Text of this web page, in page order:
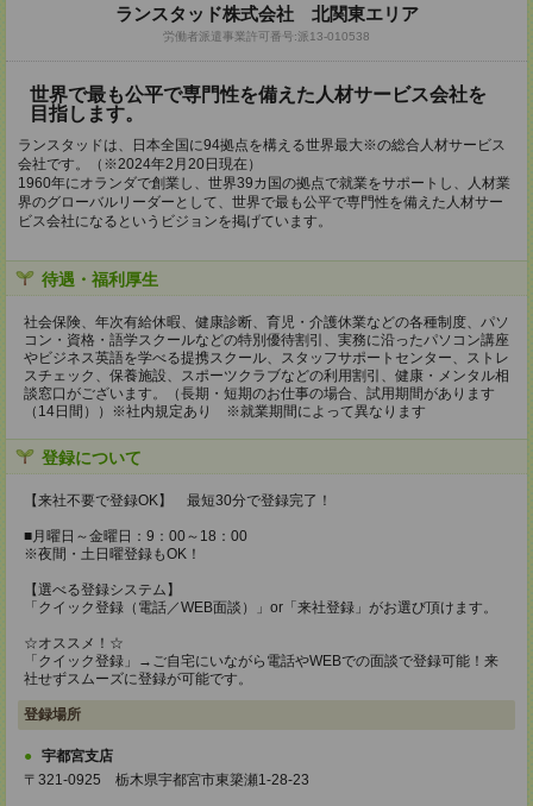
ランスタッド株式会社 北関東エリア
労働者派遣事業許可番号:派13-010538
世界で最も公平で専門性を備えた人材サービス会社を
目指します。
ランスタッドは、日本全国に94拠点を構える世界最大※の総合人材サービス
会社です。（※2024年2月20日現在）
1960年にオランダで創業し、世界39カ国の拠点で就業をサポートし、人材業
界のグローバルリーダーとして、世界で最も公平で専門性を備えた人材サー
ビス会社になるというビジョンを掲げています。
待遇・福利厚生
社会保険、年次有給休暇、健康診断、育児・介護休業などの各種制度、パソ
コン・資格・語学スクールなどの特別優待割引、実務に沿ったパソコン講座
やビジネス英語を学べる提携スクール、スタッフサポートセンター、ストレ
スチェック、保養施設、スポーツクラブなどの利用割引、健康・メンタル相
談窓口がございます。（長期・短期のお仕事の場合、試用期間があります
（14日間））※社内規定あり ※就業期間によって異なります
登録について
【来社不要で登録OK】 最短30分で登録完了！
■月曜日～金曜日：9：00～18：00
※夜間・土日曜登録もOK！
【選べる登録システム】
「クイック登録（電話／WEB面談）」or「来社登録」がお選び頂けます。
☆オススメ！☆
「クイック登録」→ご自宅にいながら電話やWEBでの面談で登録可能！来
社せずスムーズに登録が可能です。
登録場所
宇都宮支店
〒321-0925 栃木県宇都宮市東簗瀬1-28-23